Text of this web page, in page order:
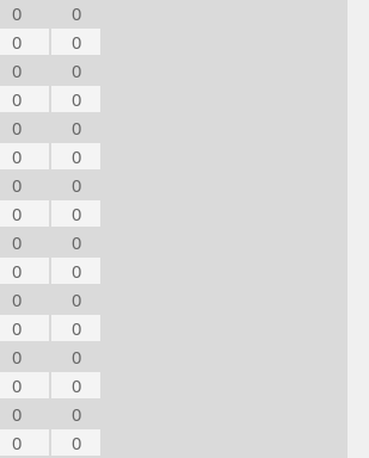
0
0
0
0
0
0
0
0
0
0
0
0
0
0
0
0
0
0
0
0
0
0
0
0
0
0
0
0
0
0
0
0